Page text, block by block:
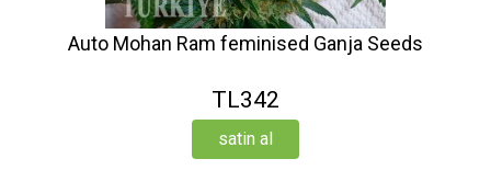
Auto Mohan Ram feminised Ganja Seeds
TL342
satin al